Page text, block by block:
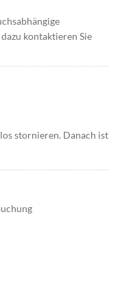
kontaktieren Sie
stornieren. Danach ist